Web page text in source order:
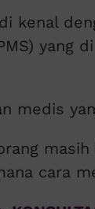
kenal
yang
medis
cara